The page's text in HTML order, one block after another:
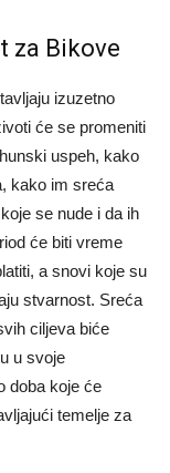
za Bikove
izuzetno
će se promeniti
uspeh, kako
kako im sreća
se nude i da ih
će biti vreme
a snovi koje su
stvarnost. Sreća
ciljeva biće
u svoje
doba koje će
temelje za